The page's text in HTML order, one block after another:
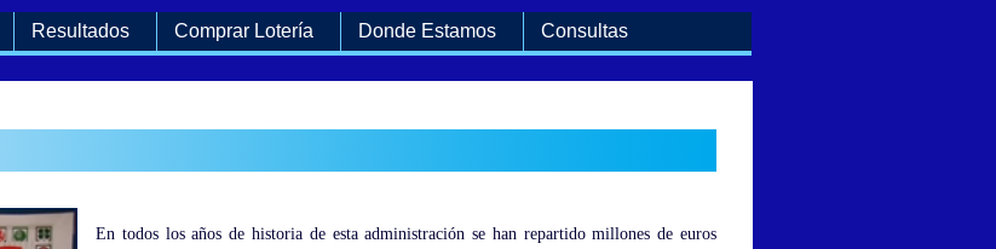
Resultados Comprar Lotería Donde Estamos Consultas
En todos los años de historia de esta administración se han repartido millones de euros